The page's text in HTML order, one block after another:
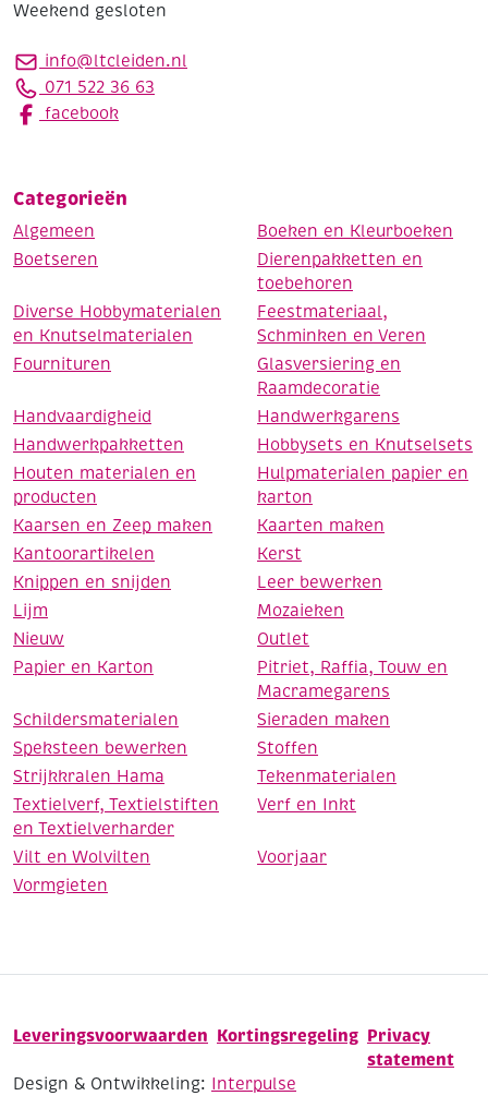
Weekend gesloten
info@ltcleiden.nl
071 522 36 63
facebook
Categorieën
Algemeen
Boeken en Kleurboeken
Boetseren
Dierenpakketten en
toebehoren
Diverse Hobbymaterialen
en Knutselmaterialen
Feestmateriaal,
Schminken en Veren
Fournituren
Glasversiering en
Raamdecoratie
Handvaardigheid
Handwerkgarens
Handwerkpakketten
Hobbysets en Knutselsets
Houten materialen en
producten
Hulpmaterialen papier en
karton
Kaarsen en Zeep maken
Kaarten maken
Kantoorartikelen
Kerst
Knippen en snijden
Leer bewerken
Lijm
Mozaieken
Nieuw
Outlet
Papier en Karton
Pitriet, Raffia, Touw en
Macramegarens
Schildersmaterialen
Sieraden maken
Speksteen bewerken
Stoffen
Strijkkralen Hama
Tekenmaterialen
Textielverf, Textielstiften
en Textielverharder
Verf en Inkt
Vilt en Wolvilten
Voorjaar
Vormgieten
Leveringsvoorwaarden Kortingsregeling Privacy
statement
Design & Ontwikkeling: Interpulse